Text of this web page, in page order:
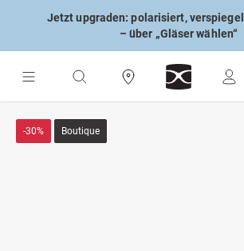
Jetzt upgraden: polarisiert,
– über „Gläser wählen“
-30% Boutique